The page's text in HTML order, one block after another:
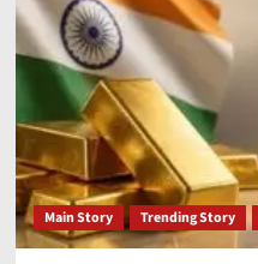
Main Story Trending Story